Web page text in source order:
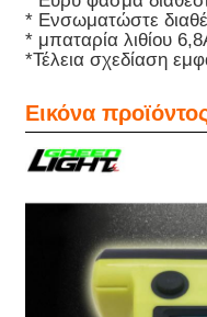
Επαναφορτιζόμενα
υπόγεια λαμπτήρα
Φώτα κεφαλής
* Ενσωματώστε
* μπαταρία λιθίου
*Τέλεια σχεδίαση
Εικόνα